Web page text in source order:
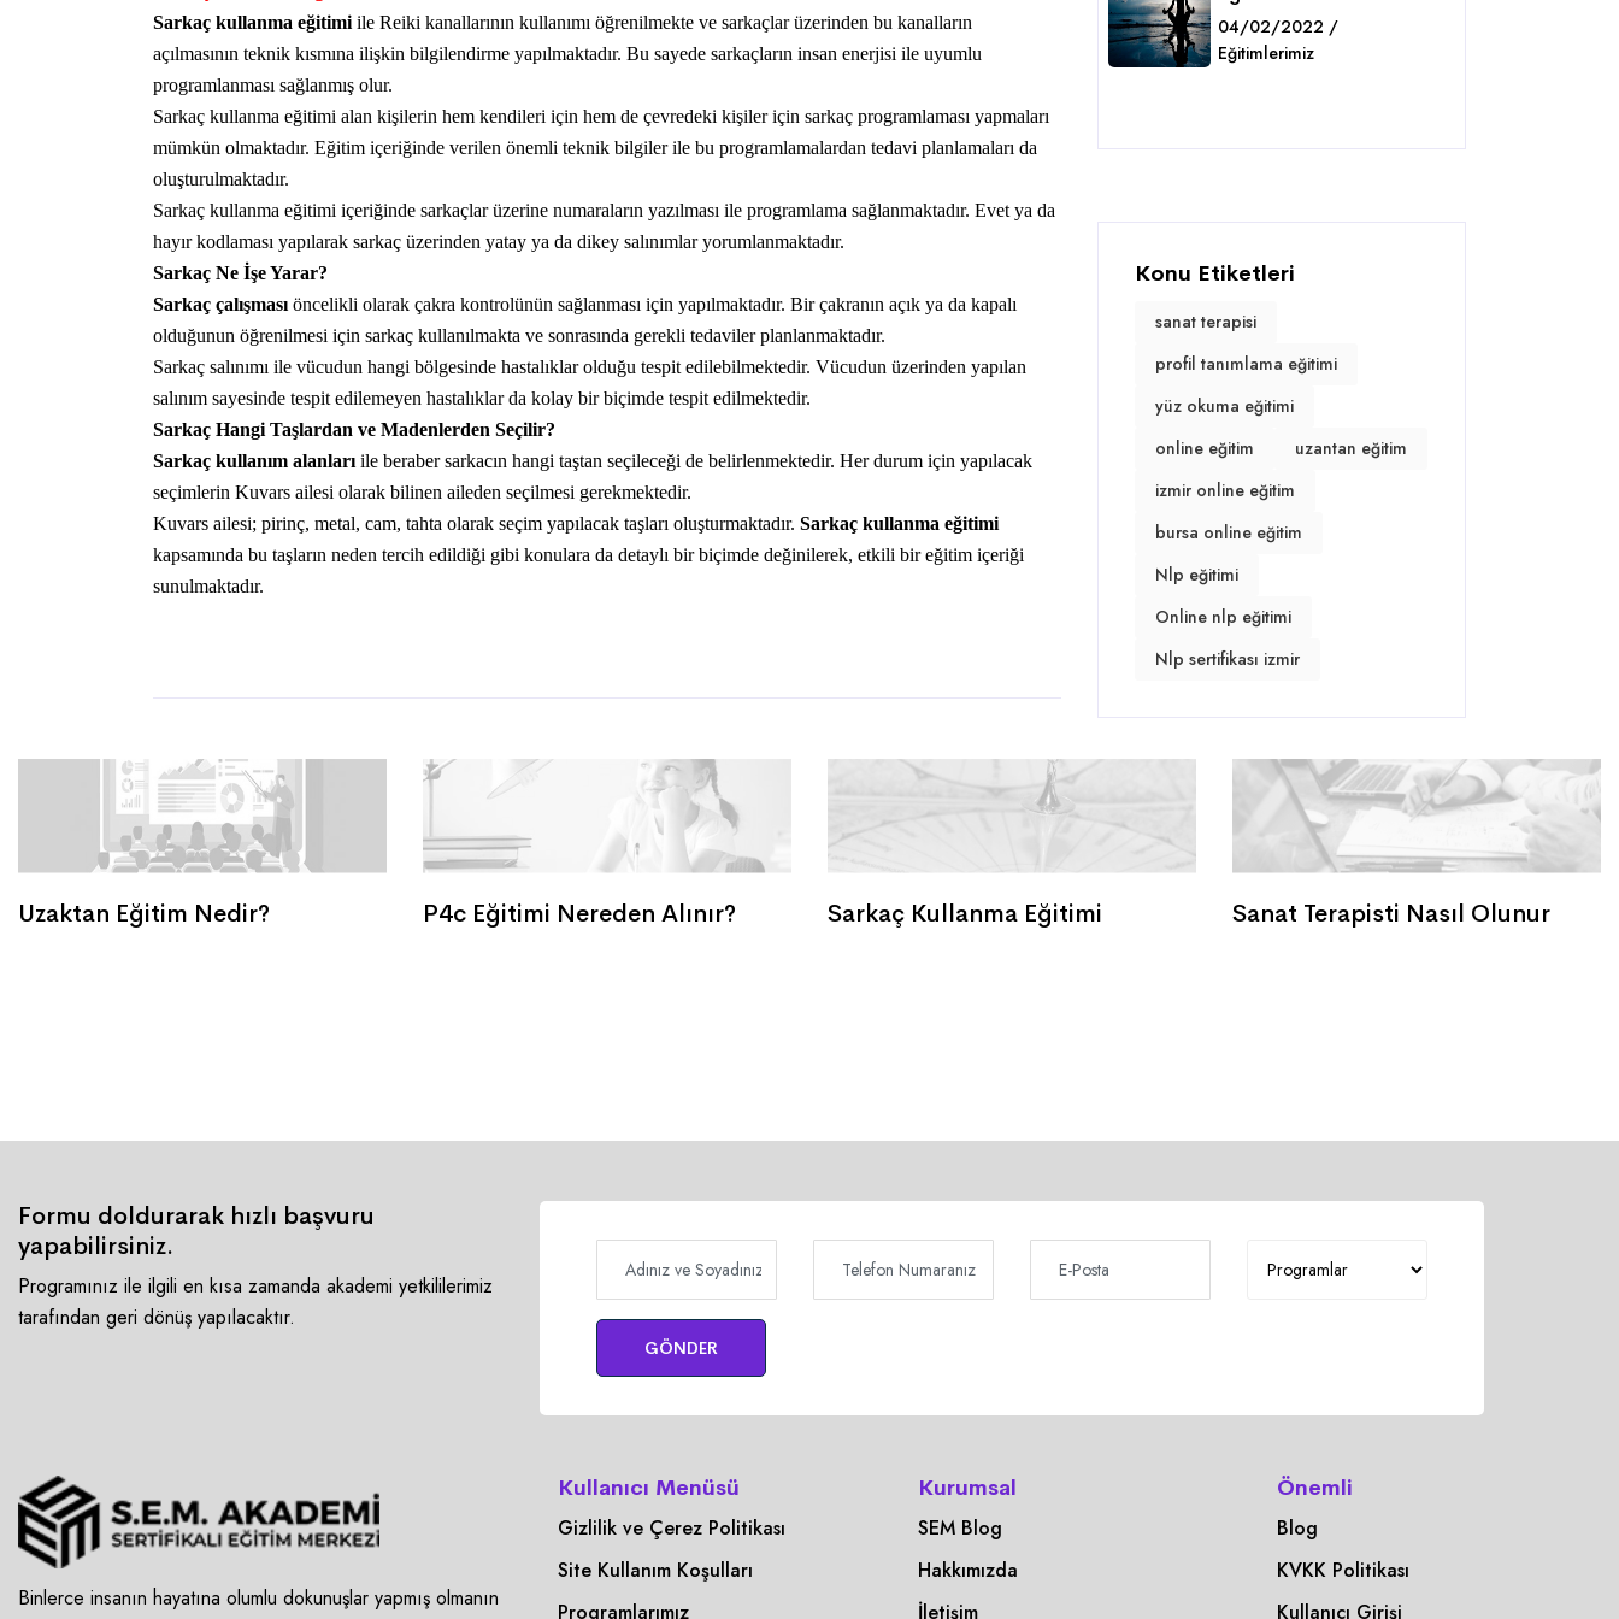
Sarkaç kullanma eğitimi ile Reiki kanallarının kullanımı öğrenilmekte ve sarkaçlar üzerinden bu kanalların
açılmasının teknik kısmına ilişkin bilgilendirme yapılmaktadır. Bu sayede sarkaçların insan enerjisi ile uyumlu
programlanması sağlanmış olur.
Sarkaç kullanma eğitimi alan kişilerin hem kendileri için hem de çevredeki kişiler için sarkaç programlaması yapmaları
mümkün olmaktadır. Eğitim içeriğinde verilen önemli teknik bilgiler ile bu programlamalardan tedavi planlamaları da
oluşturulmaktadır.
Sarkaç kullanma eğitimi içeriğinde sarkaçlar üzerine numaraların yazılması ile programlama sağlanmaktadır. Evet ya da
hayır kodlaması yapılarak sarkaç üzerinden yatay ya da dikey salınımlar yorumlanmaktadır.
Sarkaç Ne İşe Yarar?
Sarkaç çalışması öncelikli olarak çakra kontrolünün sağlanması için yapılmaktadır. Bir çakranın açık ya da kapalı
olduğunun öğrenilmesi için sarkaç kullanılmakta ve sonrasında gerekli tedaviler planlanmaktadır.
Sarkaç salınımı ile vücudun hangi bölgesinde hastalıklar olduğu tespit edilebilmektedir. Vücudun üzerinden yapılan
salınım sayesinde tespit edilemeyen hastalıklar da kolay bir biçimde tespit edilmektedir.
Sarkaç Hangi Taşlardan ve Madenlerden Seçilir?
Sarkaç kullanım alanları ile beraber sarkacın hangi taştan seçileceği de belirlenmektedir. Her durum için yapılacak
seçimlerin Kuvars ailesi olarak bilinen aileden seçilmesi gerekmektedir.
Kuvars ailesi; pirinç, metal, cam, tahta olarak seçim yapılacak taşları oluşturmaktadır. Sarkaç kullanma eğitimi
kapsamında bu taşların neden tercih edildiği gibi konulara da detaylı bir biçimde değinilerek, etkili bir eğitim içeriği
sunulmaktadır.
04/02/2022 /
Eğitimlerimiz
Konu Etiketleri
sanat terapisi
profil tanımlama eğitimi
yüz okuma eğitimi
online eğitim
uzantan eğitim
izmir online eğitim
bursa online eğitim
Nlp eğitimi
Online nlp eğitimi
Nlp sertifikası izmir
Uzaktan Eğitim Nedir? P4c Eğitimi Nereden Alınır? Sarkaç Kullanma Eğitimi Sanat Terapisti Nasıl Olunur
Formu doldurarak hızlı başvuru
yapabilirsiniz.
Programınız ile ilgili en kısa zamanda akademi yetkililerimiz
tarafından geri dönüş yapılacaktır.
GÖNDER
Binlerce insanın hayatına olumlu dokunuşlar yapmış olmanın
Kullanıcı Menüsü
Gizlilik ve Çerez Politikası
Site Kullanım Koşulları
Programlarımız
Kurumsal
SEM Blog
Hakkımızda
İletişim
Önemli
Blog
KVKK Politikası
Kullanıcı Girişi